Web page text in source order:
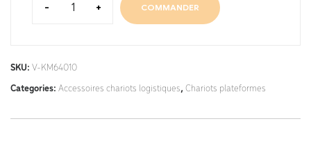
- + COMMANDER
SKU: V-KM64010
Categories: Accessoires chariots logistiques, Chariots plateformes